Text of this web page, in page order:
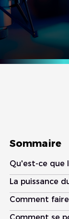
Sommaire
Qu'est-ce que
La puissance
Comment